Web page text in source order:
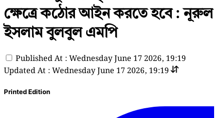
ক্ষেত্রে কঠোর আইন করতে হবে : নূরুল
ইসলাম বুলবুল এমপি
Published At : Wednesday June 17 2026, 19:19
Updated At : Wednesday June 17 2026, 19:19
Printed Edition